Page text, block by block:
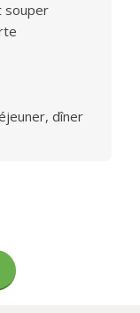
souper
dîner